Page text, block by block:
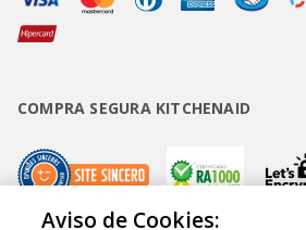
COMPRA SEGURA KITCHENAID
Aviso de Cookies: